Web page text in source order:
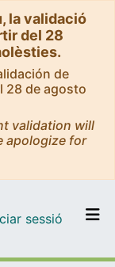
la validació
del 28
de
28 de agosto
validation will
apologize for
sessió (current)